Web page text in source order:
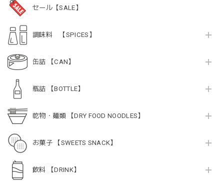
セール【SALE】
調味料 【SPICES】
缶詰 【CAN】
瓶詰 【BOTTLE】
乾物・麺類 【DRY FOOD NOODLES】
お菓子 【SWEETS SNACK】
飲料 【DRINK】